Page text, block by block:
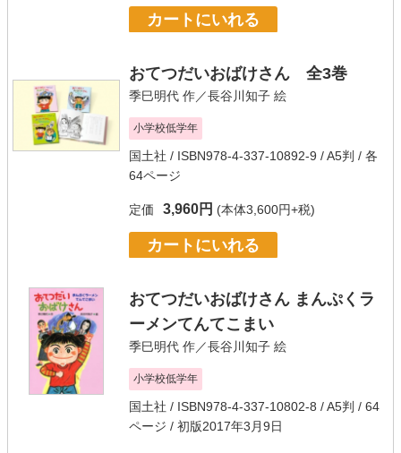
カートにいれる
おてつだいおばけさん 全3巻
季巳明代 作／長谷川知子 絵
小学校低学年
国土社 / ISBN978-4-337-10892-9 / A5判 / 各
64ページ
定価 3,960円 (本体3,600円+税)
カートにいれる
おてつだいおばけさん まんぷくラ
ーメンてんてこまい
季巳明代 作／長谷川知子 絵
小学校低学年
国土社 / ISBN978-4-337-10802-8 / A5判 / 64
ページ / 初版2017年3月9日